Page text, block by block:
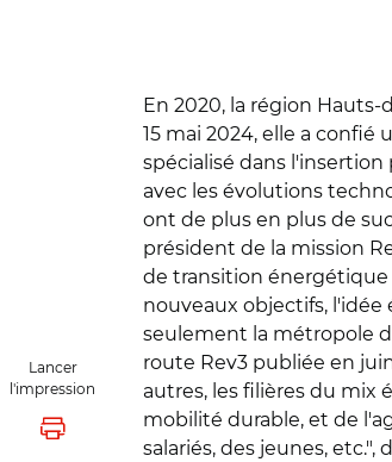
Lancer
l'impression
Lancer l'impression
En 2020, la région
15 mai 2024, elle a
spécialisé dans
avec les évolutions
ont de plus en plus de
président de la mission
de transition
nouveaux objectifs,
seulement la métropole
route Rev3 publiée en
autres, les filières du mix
mobilité durable, et de
salariés, des jeunes,